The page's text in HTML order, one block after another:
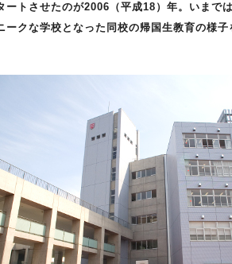
トさせたのが2006（平成18）年。いまで
クな学校となった同校の帰国生教育の様子